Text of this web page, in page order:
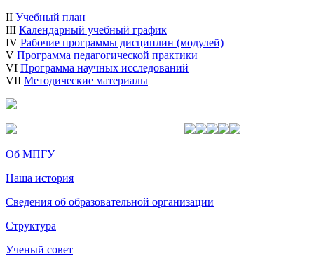
II Учебный план
III Календарный учебный график
IV Рабочие программы дисциплин (модулей)
V Программа педагогической практики
VI Программа научных исследований
VII Методические материалы
Об МПГУ
Наша история
Сведения об образовательной организации
Структура
Ученый совет